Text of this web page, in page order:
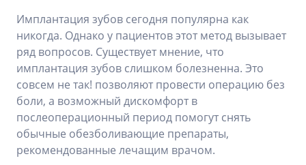
Имплантация зубов сегодня популярна как
никогда. Однако у пациентов этот метод вызывает
ряд вопросов. Существует мнение, что
имплантация зубов слишком болезненна. Это
совсем не так! позволяют провести операцию без
боли, а возможный дискомфорт в
послеоперационный период помогут снять
обычные обезболивающие препараты,
рекомендованные лечащим врачом.